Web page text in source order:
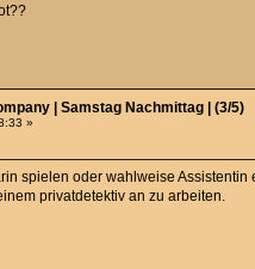
| Samstag Nachmittag | (3/5)
»
spielen oder wahlweise
privatdetektiv an zu arbeiten.